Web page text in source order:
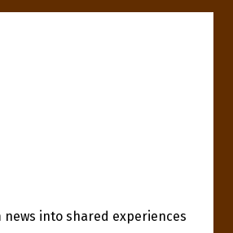
into shared experiences